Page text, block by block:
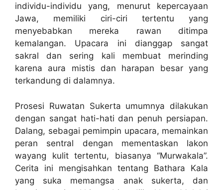
individu-individu yang, menurut kepercayaan
Jawa, memiliki ciri-ciri tertentu yang
menyebabkan mereka rawan ditimpa
kemalangan. Upacara ini dianggap sangat
sakral dan sering kali membuat merinding
karena aura mistis dan harapan besar yang
terkandung di dalamnya.
Prosesi Ruwatan Sukerta umumnya dilakukan
dengan sangat hati-hati dan penuh persiapan.
Dalang, sebagai pemimpin upacara, memainkan
peran sentral dengan mementaskan lakon
wayang kulit tertentu, biasanya “Murwakala”.
Cerita ini mengisahkan tentang Bathara Kala
yang suka memangsa anak sukerta, dan